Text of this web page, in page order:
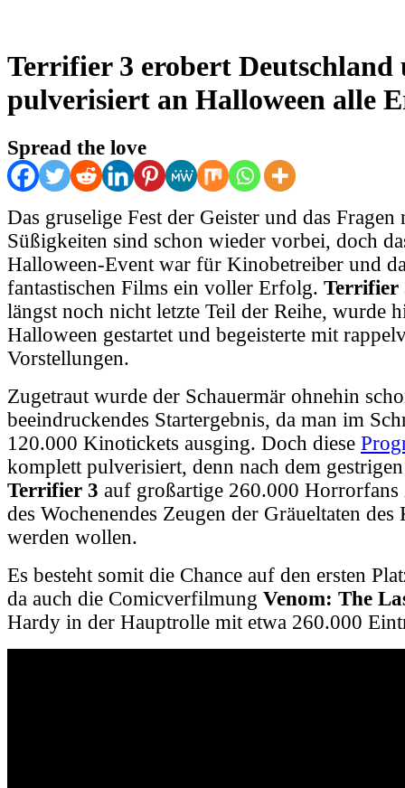
Terrifier 3 erobert Deutschland
pulverisiert an Halloween alle
Spread the love
Das gruselige Fest der Geister und das Fragen
Süßigkeiten sind schon wieder vorbei, doch
Halloween-Event war für Kinobetreiber und
fantastischen Films ein voller Erfolg. Terrifier
längst noch nicht letzte Teil der Reihe, wurde
Halloween gestartet und begeisterte mit
Vorstellungen.
Zugetraut wurde der Schauermär ohnehin
beeindruckendes Startergebnis, da man im
120.000 Kinotickets ausging. Doch diese
komplett pulverisiert, denn nach dem
Terrifier 3 auf großartige 260.000 Horrorfans
des Wochenendes Zeugen der Gräueltaten
werden wollen.
Es besteht somit die Chance auf den ersten
da auch die Comicverfilmung Venom: The
Hardy in der Hauptrolle mit etwa 260.000